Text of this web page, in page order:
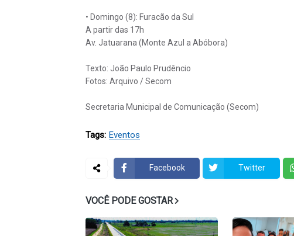
• Domingo (8): Furacão da Sul
A partir das 17h
Av. Jatuarana (Monte Azul a Abóbora)
Texto: João Paulo Prudêncio
Fotos: Arquivo / Secom
Secretaria Municipal de Comunicação (Secom)
Tags: Eventos
Facebook Twitter
VOCÊ PODE GOSTAR